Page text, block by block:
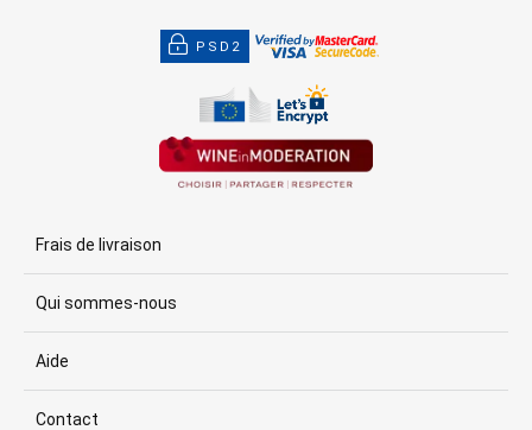
PSD2
Frais de livraison
Qui sommes-nous
Aide
Contact